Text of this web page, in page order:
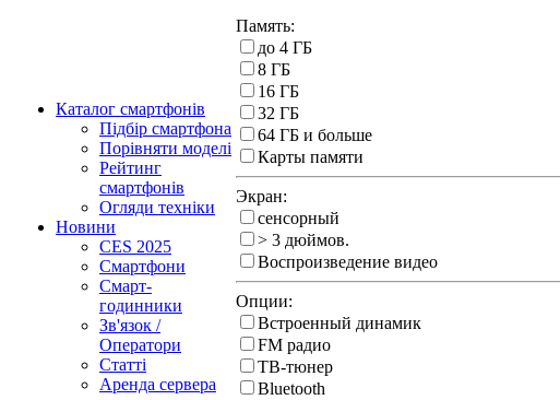
Каталог смартфонів
Підбір смартфона
Порівняти моделі
Рейтинг
смартфонів
Огляди техніки
Новини
CES 2025
Смартфони
Смарт-
годинники
Зв'язок /
Оператори
Статті
Аренда сервера
Память:
до 4 ГБ
8 ГБ
16 ГБ
32 ГБ
64 ГБ и больше
Карты памяти
Экран:
cенсорный
> 3 дюймов.
Воспроизведение видео
Опции:
Встроенный динамик
FM радио
ТВ-тюнер
Bluetooth